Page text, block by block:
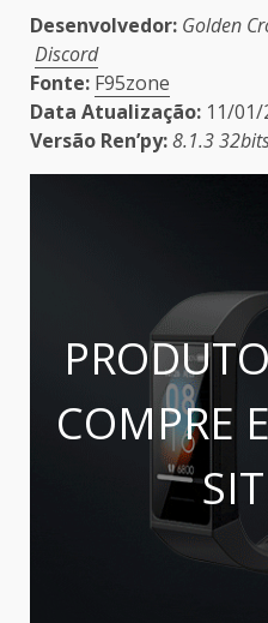
Desenvolvedor: Golden
Discord
Fonte: F95zone
Data Atualização: 11/01/
Versão Ren’py:8.1.3
COMPRE